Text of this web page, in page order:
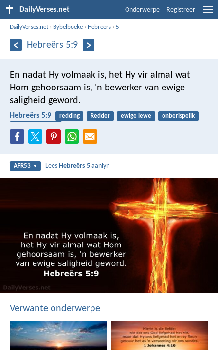
DailyVerses.net Onderwerpe Registreer
DailyVerses.net › Bybelboeke › Hebreërs ›5
Hebreërs 5:9
En nadat Hy volmaak is, het Hy vir almal wat
Hom gehoorsaam is, 'n bewerker van ewige
saligheid geword.
Hebreërs 5:9 redding Redder ewige lewe
onberispelik
AFR53 LeesHebreërs 5 aanlyn
Verwante onderwerpe